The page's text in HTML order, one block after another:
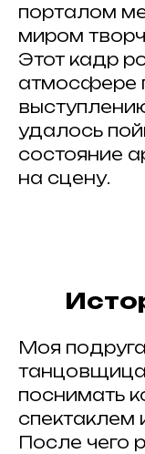
порталом
миром
Этот кадр
атмосфере
удалось
состояние
на сцену.
Моя
поснимать
спектаклем
После чего